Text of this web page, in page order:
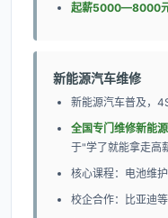
起薪5000—8000
新能源汽车维修
新能源汽车普及，
全国专门维修新能
于"学了就能拿走高
核心课程：电池维
校企合作：比亚迪